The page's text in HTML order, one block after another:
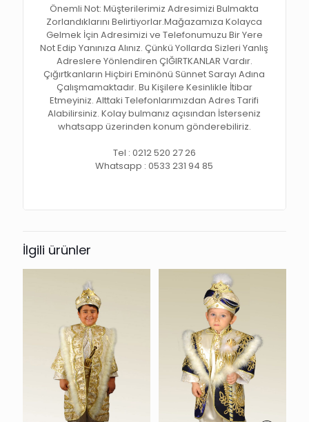
Önemli Not: Müşterilerimiz Adresimizi Bulmakta
Zorlandıklarını Belirtiyorlar.Mağazamıza Kolayca
Gelmek İçin Adresimizi ve Telefonumuzu Bir Yere
Not Edip Yanınıza Alınız. Çünkü Yollarda Sizleri Yanlış
Adreslere Yönlendiren ÇIĞIRTKANLAR Vardır.
Çığırtkanların Hiçbiri Eminönü Sünnet Sarayı Adına
Çalışmamaktadır. Bu Kişilere Kesinlikle İtibar
Etmeyiniz. Alttaki Telefonlarımızdan Adres Tarifi
Alabilirsiniz. Kolay bulmanız açısından İsterseniz
whatsapp üzerinden konum gönderebiliriz.
Tel : 0212 520 27 26
Whatsapp : 0533 231 94 85
İlgili ürünler